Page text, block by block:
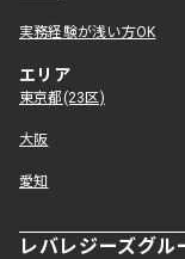
実務経験が浅い方OK
エリア
東京都(23区)
大阪
愛知
レバレジーズグ